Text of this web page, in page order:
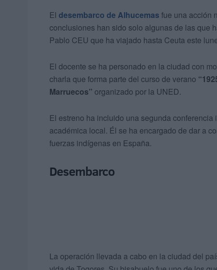
El desembarco de Alhucemas fue una acción
conclusiones han sido solo algunas de las que
Pablo CEU que ha viajado hasta Ceuta este
El docente se ha personado en la ciudad con
charla que forma parte del curso de verano
Marruecos” organizado por la UNED.
El estreno ha incluido una segunda
académica local. Él se ha encargado de dar a
fuerzas indígenas en España.
Desembarco
La operación llevada a cabo en la ciudad del